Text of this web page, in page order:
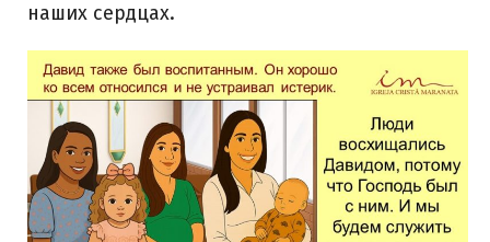
наших сердцах.